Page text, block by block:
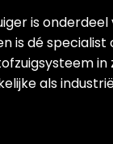
is onderdeel
is dé
in
als